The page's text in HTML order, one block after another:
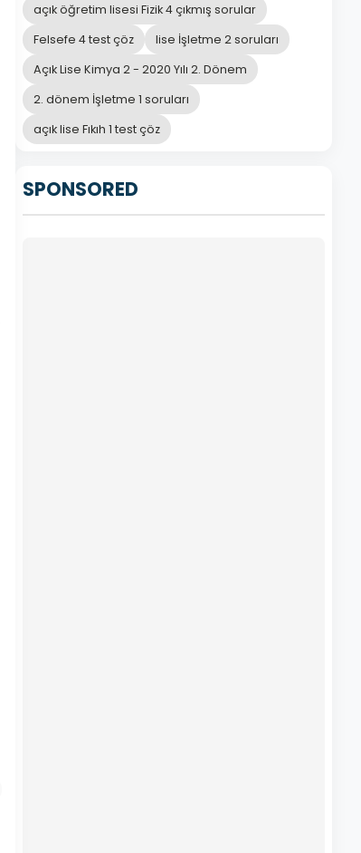
açık öğretim lisesi Fizik 4 çıkmış sorular
Felsefe 4 test çöz
lise İşletme 2 soruları
Açık Lise Kimya 2 - 2020 Yılı 2. Dönem
2. dönem İşletme 1 soruları
açık lise Fıkıh 1 test çöz
SPONSORED